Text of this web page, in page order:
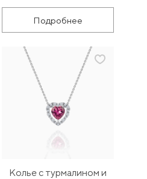
Подробнее
Колье с турмалином и